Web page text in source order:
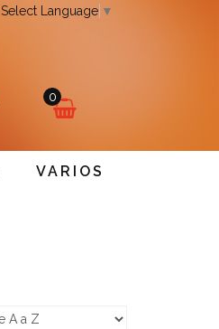
Select Language ▼
Mi
0
VARIOS